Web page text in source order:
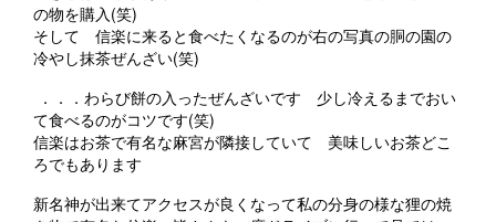
の物を購入(笑)
そして 信楽に来ると食べたくなるのが右の写真の胴の園の
冷やし抹茶ぜんざい(笑)
．．．わらび餅の入ったぜんざいです 少し冷えるまでおい
て食べるのがコツです(笑)
信楽はお茶で有名な麻宮が隣接していて 美味しいお茶どこ
ろでもあります
新名神が出来てアクセスが良くなって私の分身の様な狸の焼